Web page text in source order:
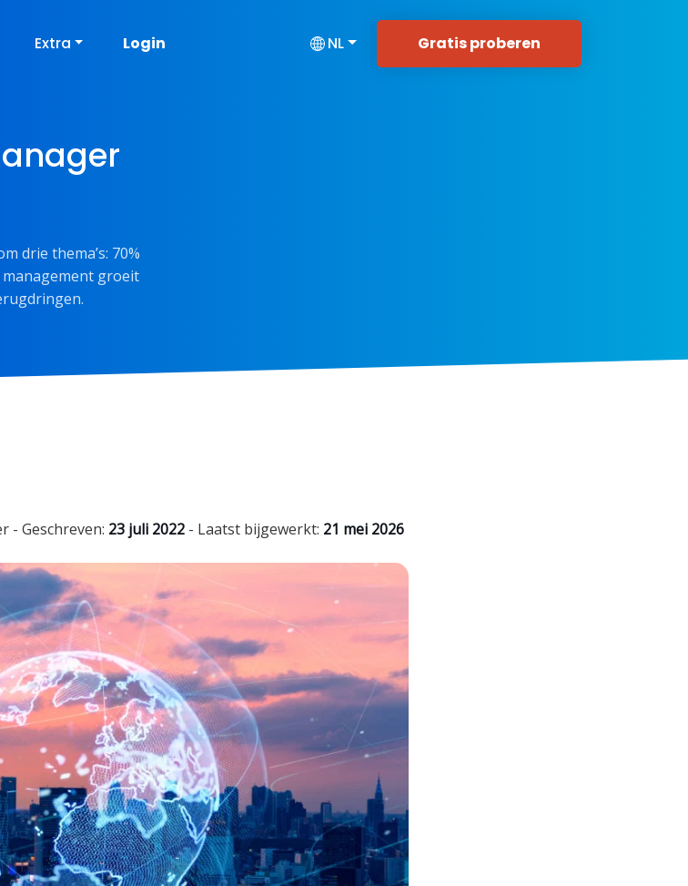
Extra Login NL Gratis proberen
drie thema’s: 70%
groeit
- Geschreven: 23 juli 2022 - Laatst bijgewerkt: 21 mei 2026